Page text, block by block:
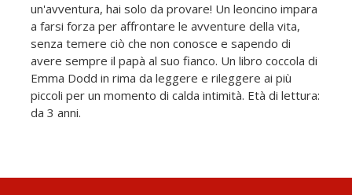
un'avventura, hai solo da provare! Un leoncino impara
a farsi forza per affrontare le avventure della vita,
senza temere ciò che non conosce e sapendo di
avere sempre il papà al suo fianco. Un libro coccola di
Emma Dodd in rima da leggere e rileggere ai più
piccoli per un momento di calda intimità. Età di lettura:
da 3 anni.